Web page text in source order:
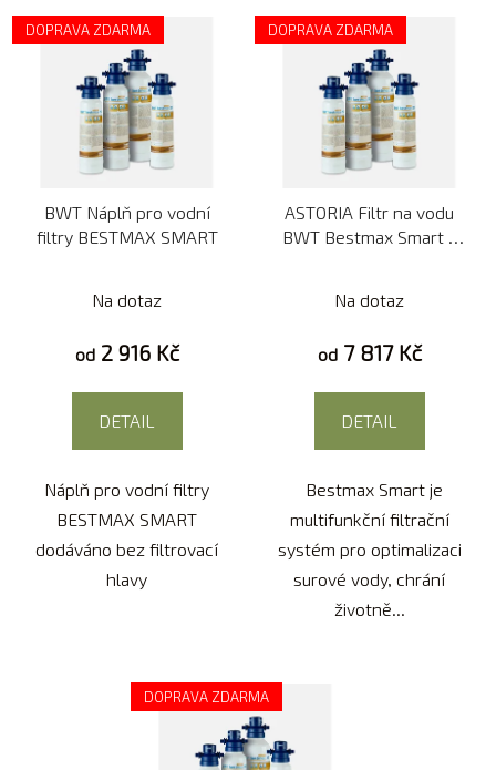
DOPRAVA ZDARMA
BWT Náplň pro vodní
filtry BESTMAX SMART
Na dotaz
od2 916 Kč
DETAIL
Náplň pro vodní filtry
BESTMAX SMART
dodáváno bez filtrovací
hlavy
DOPRAVA ZDARMA
ASTORIA Filtr na vodu
BWT Bestmax Smart s
Na dotaz
od7 817 Kč
DETAIL
Bestmax Smart je
multifunkční filtrační
systém pro optimalizaci
surové vody, chrání
životně...
DOPRAVA ZDARMA